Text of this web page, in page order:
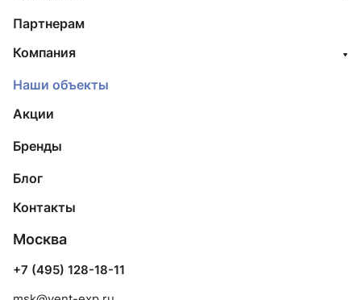
Партнерам
Компания
Наши объекты
Акции
Бренды
Блог
Контакты
Москва
+7 (495) 128-18-11